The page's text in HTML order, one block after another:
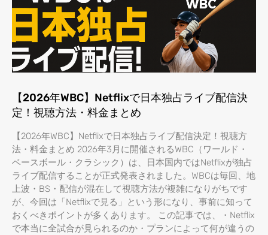
【2026年WBC】Netflixで日本独占ライブ配信決
定！視聴方法・料金まとめ
【2026年WBC】Netflixで日本独占ライブ配信決定！視聴方
法・料金まとめ 2026年3月に開催されるWBC（ワールド・
ベースボール・クラシック）は、日本国内ではNetflixが独占
ライブ配信することが正式発表されました。WBCは毎回、地
上波・BS・配信が混在して視聴方法が複雑になりがちです
が、今回は「Netflixで見る」という形になり、事前に知って
おくべきポイントが多くあります。 この記事では、・Netflix
で本当に全試合が見られるのか・プランによって何が違うの